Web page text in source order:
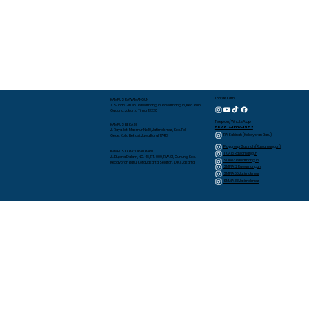
KAMPUS RAWAMANGUN
Jl. Sunan Giri No.1 Rawamangun, Rawamangun, Kec. Pulo
Gadung, Jakarta Timur 13220
KAMPUS BEKASI
Jl. Raya Jati Makmur No.10, Jatimakmur, Kec. Pd.
Gede, Kota Bekasi, Jawa Barat 17413
KAMPUS KEBAYORAN BARU
JL. Bujana Dalam, NO. 48, RT. 009, RW. 01, Gunung, Kec.
Kebayoran Baru, Kota Jakarta Selatan, D.K.I. Jakarta
Kontak Kami
Telepon/WhatsApp
+62 817-0337-1952
RA Sakinah (Kebayoran Baru)
Playgroup Sakinah (Rawamangun)
TKIA 13 Rawamangun
SDIA 13 Rawamangun
SMPIA 12 Rawamangun
SMPIA 55 Jatimakmur
SMAIA 33 Jatimakmur